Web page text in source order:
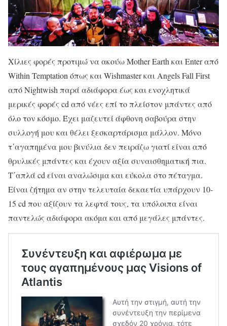
Χίλιες φορές προτιμώ να ακούω Mother Earth και Enter από
Within Temptation όπως και Wishmaster και Angels Fall First
από Nightwish παρά αδιάφορα έως και ενοχλητικά
μερικές φορές cd από νέες επί το πλείστον μπάντες από
όλο τον κόσμο. Έχει μαζευτεί άφθονη σαβούρα στην
συλλογή μου και θέλει ξεσκαρτάρισμα μάλλον. Μόνο
τ΄αγαπημένα μου βινύλια δεν πειράζω γιατί είναι από
θρυλικές μπάντες και έχουν αξία συναισθηματική πια.
Τ΄απλά cd είναι αναλώσιμα και εύκολα στο πέταγμα.
Είναι ζήτημα αν στην τελευταία δεκαετία υπάρχουν 10-
15 cd που αξίζουν τα λεφτά τους, τα υπόλοιπα είναι
παντελώς αδιάφορα ακόμα και από μεγάλες μπάντες.